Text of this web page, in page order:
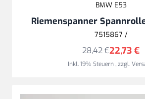
BMW E53
Riemenspanner
7515867 /
22,73 €
28,42 €
Inkl. 19% Steuern,zzgl.